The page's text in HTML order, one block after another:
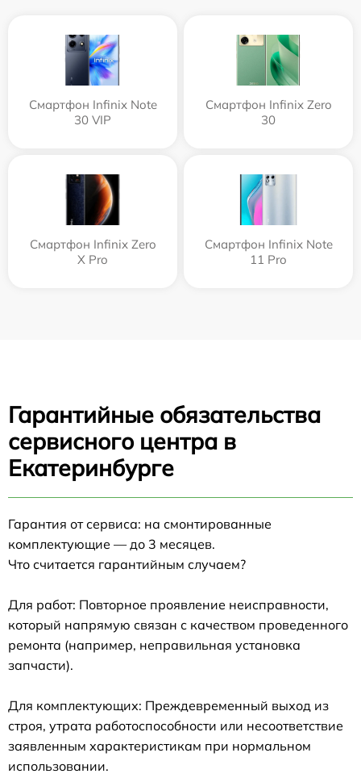
Смартфон Infinix Note
30 VIP
Смартфон Infinix Zero
30
Смартфон Infinix Zero
X Pro
Смартфон Infinix Note
11 Pro
Гарантийные обязательства
сервисного центра в
Екатеринбурге
Гарантия от сервиса: на смонтированные
комплектующие — до 3 месяцев.
Что считается гарантийным случаем?
Для работ: Повторное проявление неисправности,
который напрямую связан с качеством проведенного
ремонта (например, неправильная установка
запчасти).
Для комплектующих: Преждевременный выход из
строя, утрата работоспособности или несоответствие
заявленным характеристикам при нормальном
использовании.